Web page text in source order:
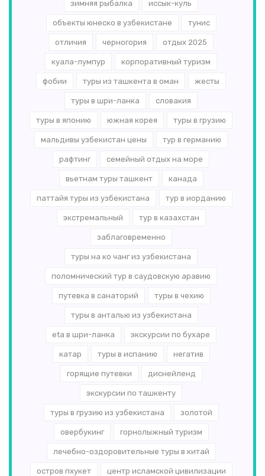
зимняя рыбалка иссык-куль
объекты юнеско в узбекистане тунис
отличия черногория отдых 2025
куала-лумпур корпоративный туризм
фобии туры из ташкента в оман жесты
туры в шри-ланка словакия
туры в японию южная корея туры в грузию
мальдивы узбекистан цены тур в германию
рафтинг семейный отдых на море
вьетнам туры ташкент канада
паттайя туры из узбекистана тур в иорданию
экстремальный тур в казахстан
заблаговременно
туры на ко чанг из узбекистана
поломнический тур в саудовскую аравию
путевка в санаторий туры в чехию
туры в анталью из узбекистана
eta в шри-ланка экскурсии по бухаре
катар туры в испанию негатив
горящие путевки диснейленд
экскурсии по ташкенту
туры в грузию из узбекистана золотой
овербукинг горнолыжный туризм
лечебно-оздоровительные туры в китай
остров пхукет центр исламской цивилизации